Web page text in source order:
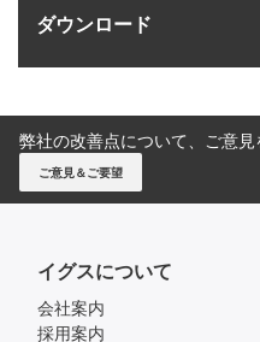
ダウンロード
弊社の改善点について、ご意見
ご意見＆ご要望
イグスについて
会社案内
採用案内